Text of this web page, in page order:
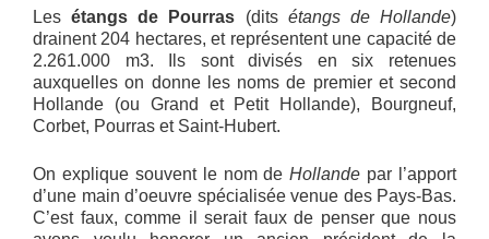
Lesétangs de Pourras (dits étangs de Hollande)
drainent 204 hectares, et représentent une capacité de
2.261.000 m3. Ils sont divisés en six retenues
auxquelles on donne les noms de premier et second
Hollande (ou Grand et Petit Hollande), Bourgneuf,
Corbet, Pourras et Saint-Hubert.
On explique souvent le nom deHollande par l’apport
d’une main d’oeuvre spécialisée venue des Pays-Bas.
C’est faux, comme il serait faux de penser que nous